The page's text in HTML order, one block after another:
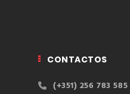
CONTACTOS
(+351) 256 783 585